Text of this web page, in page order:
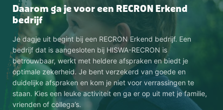
Daarom ga je voor een RECRON Erkend
bedrijf
Je dagje uit begint bij een RECRON Erkend bedrijf. Een
bedrijf dat is aangesloten bij HISWA-RECRON is
betrouwbaar, werkt met heldere afspraken en biedt je
optimale zekerheid. Je bent verzekerd van goede en
duidelijke afspraken en kom je niet voor verrassingen te
staan. Kies een leuke activiteit en ga er op uit met je familie,
vrienden of collega’s.